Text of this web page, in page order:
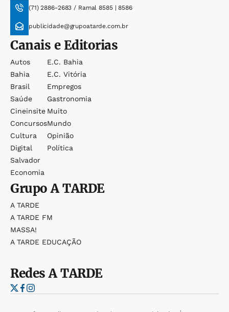
(71) 2886-2683 / Ramal 8585 | 8586
publicidade@grupoatarde.com.br
Canais e Editorias
Autos
Bahia
Brasil
Saúde
Cineinsite
Concursos
Cultura
Digital
Salvador
Economia
E.c. Bahia
E.c. Vitória
Empregos
Gastronomia
Muito
Mundo
Opinião
Política
GrupoA TARDE
A TARDE
A TARDE FM
MASSA!
A TARDE EDUCAÇÃO
RedesA TARDE